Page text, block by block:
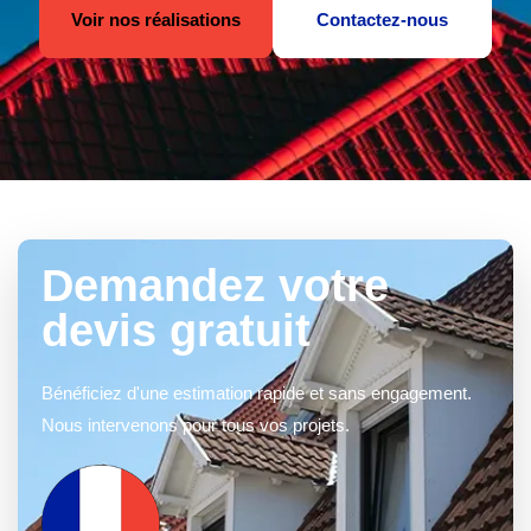
Voir nos réalisations Contactez-nous
Demandez votre
devis gratuit
Bénéficiez d'une estimation rapide et sans engagement.
Nous intervenons pour tous vos projets.